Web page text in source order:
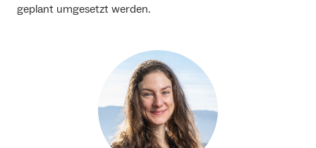
geplant umgesetzt werden.